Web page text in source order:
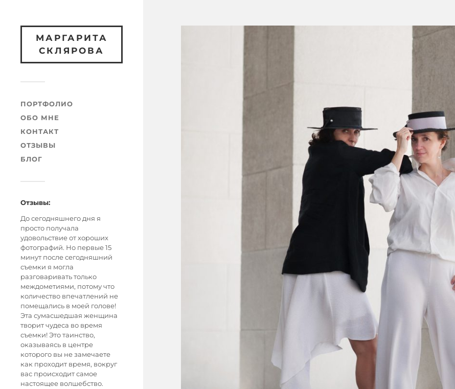
МАРГАРИТА
СКЛЯРОВА
ПОРТФОЛИО
ОБО МНЕ
КОНТАКТ
ОТЗЫВЫ
БЛОГ
Отзывы:
До сегодняшнего дня я
просто получала
удовольствие от хороших
фотографий. Но первые 15
минут после сегодняшний
съемки я могла
разговаривать только
междометиями, потому что
количество впечатлений не
помещались в моей голове!
Эта сумасшедшая женщина
творит чудеса во время
съемки! Это таинство,
оказываясь в центре
которого вы не замечаете
как проходит время, вокруг
вас происходит самое
настоящее волшебство.